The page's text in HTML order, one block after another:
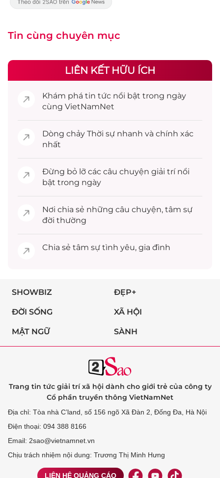
Tin cùng chuyên mục
LIÊN KẾT HỮU ÍCH
Khám phá tin tức nổi bật trong ngày
cùng VietNamNet
Dòng chảy Thời sự nhanh và chính xác
nhất
Đừng bỏ lỡ các câu chuyện giải trínổi
bật trong ngày
Nơi chia sẻ những câu chuyện, tâm sự
đời thường
Chia sẻ tâm sự tình yêu, gia đình
SHOWBIZ ĐẸP+
ĐỜI SỐNG XÃ HỘI
MẬT NGỮ SÀNH
Trang tin tức giải trí xã hội dành cho giới trẻ của công ty
Cổ phần truyền thông VietNamNet
Địa chỉ: Tòa nhà C’land, số 156 ngõ Xã Đàn 2, Đống Đa, Hà Nội
Điện thoại: 094 388 8166
Email: 2sao@vietnamnet.vn
Chịu trách nhiệm nội dung: Trương Thị Minh Hưng
LIÊN HỆ QUẢNG CÁO